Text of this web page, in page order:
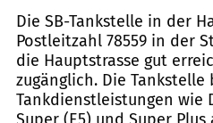
Die SB-Tankstelle in der
Postleitzahl 78559 in der
die Hauptstrasse gut
zugänglich. Die
Tankdienstleistungen wie